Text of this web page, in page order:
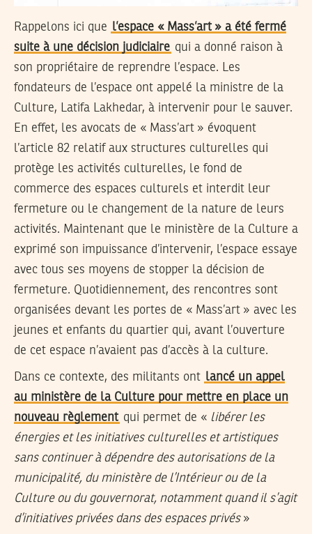
Rappelons ici que l’espace « Mass’art » a été fermé
suite à une décision judiciaire qui a donné raison à
son propriétaire de reprendre l’espace. Les
fondateurs de l’espace ont appelé la ministre de la
Culture, Latifa Lakhedar, à intervenir pour le sauver.
En effet, les avocats de « Mass’art » évoquent
l’article 82 relatif aux structures culturelles qui
protège les activités culturelles, le fond de
commerce des espaces culturels et interdit leur
fermeture ou le changement de la nature de leurs
activités. Maintenant que le ministère de la Culture a
exprimé son impuissance d’intervenir, l’espace essaye
avec tous ses moyens de stopper la décision de
fermeture. Quotidiennement, des rencontres sont
organisées devant les portes de « Mass’art » avec les
jeunes et enfants du quartier qui, avant l’ouverture
de cet espace n’avaient pas d’accès à la culture.
Dans ce contexte, des militants ont lancé un appel
au ministère de la Culture pour mettre en place un
nouveau règlement qui permet de « libérer les
énergies et les initiatives culturelles et artistiques
sans continuer à dépendre des autorisations de la
municipalité, du ministère de l’Intérieur ou de la
Culture ou du gouvernorat, notamment quand il s’agit
d’initiatives privées dans des espaces privés»